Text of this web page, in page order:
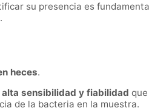
su presencia es
heces.
sensibilidad y fiabilidad
de la bacteria en la muestra.